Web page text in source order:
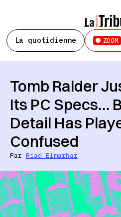
La quotidienne ZOOM
Tomb Raider
Its PC Specs…
Detail Has
Confused
Par Riad Elmarhar